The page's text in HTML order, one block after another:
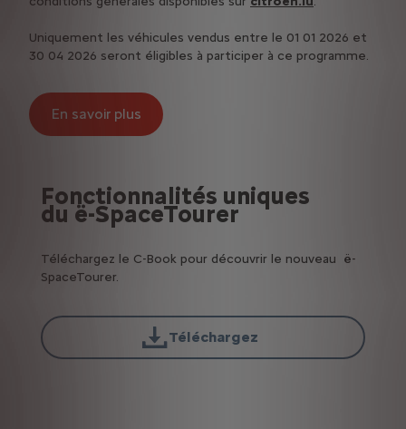
Uniquement les véhicules vendus entre le 01 01 2026 et
30 04 2026 seront éligibles à participer à ce programme.
En savoir plus
Fonctionnalités uniques
du ë-SpaceTourer
Téléchargez le C-Book pour découvrir le nouveau ë-
SpaceTourer.
Téléchargez